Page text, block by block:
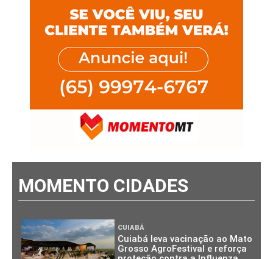
MOMENTO CIDADES
CUIABÁ
Cuiabá leva vacinação ao Mato
Grosso AgroFestival e reforça